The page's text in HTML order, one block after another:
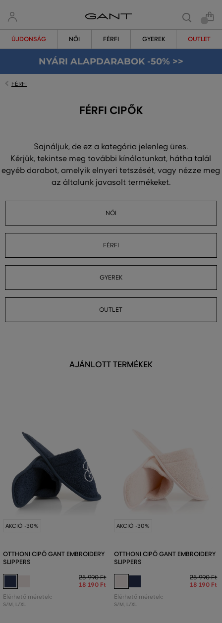
ÚJDONSÁG NŐI FÉRFI GYEREK OUTLET
NYÁRI ALAPDARABOK -50% >>
FÉRFI
FÉRFI CIPŐK
Sajnáljuk, de ez a kategória jelenleg üres.
Kérjük, tekintse meg további kínálatunkat, hátha talál
egyéb darabot, amelyik elnyeri tetszését, vagy nézze meg
az általunk javasolt termékeket.
NŐI
FÉRFI
GYEREK
OUTLET
AJÁNLOTT TERMÉKEK
AKCIÓ -30%
OTTHONI CIPŐ GANT EMBROIDERY
SLIPPERS
25 990 Ft
18 190 Ft
Elérhető méretek:
S/M, L/XL
AKCIÓ -30%
OTTHONI CIPŐ GANT EMBROIDERY
SLIPPERS
25 990 Ft
18 190 Ft
Elérhető méretek:
S/M, L/XL